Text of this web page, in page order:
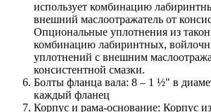
использует комбинацию
внешний маслоотражатель от
Опциональные уплотнения из
комбинацию лабиринтных,
уплотнений с внешним
консистентной смазки.
Болты фланца вала: 8 – 1 ½" в
каждый фланец
Корпус и рама-основание: Корпус